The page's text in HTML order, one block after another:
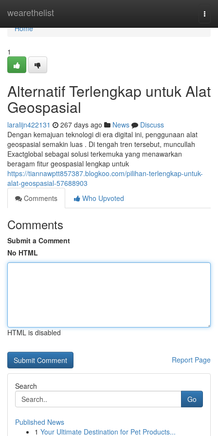
wearethelist
Home
Home
1
Alternatif Terlengkap untuk Alat
Geospasial
laralijn422131 267 days ago News
Discuss
Dengan kemajuan teknologi di era digital ini, penggunaan alat
geospasial semakin luas . Di tengah tren tersebut, muncullah
Exactglobal sebagai solusi terkemuka yang menawarkan
beragam fitur geospasial lengkap untuk
https://tiannawptt857387.blogkoo.com/pilihan-terlengkap-untuk-
alat-geospasial-57688903
Comments
Who Upvoted
Comments
Submit a Comment
No HTML
HTML is disabled
Report Page
Search
Go
Published News
1 Your Ultimate Destination for Pet Products...